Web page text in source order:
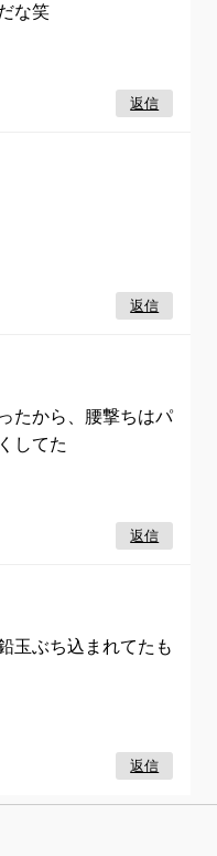
な笑
返信
返信
たから、腰撃ちはパ
してた
返信
玉ぶち込まれてたも
返信